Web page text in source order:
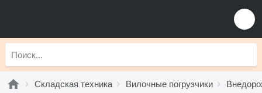
Складская техника Вилочные погрузчики